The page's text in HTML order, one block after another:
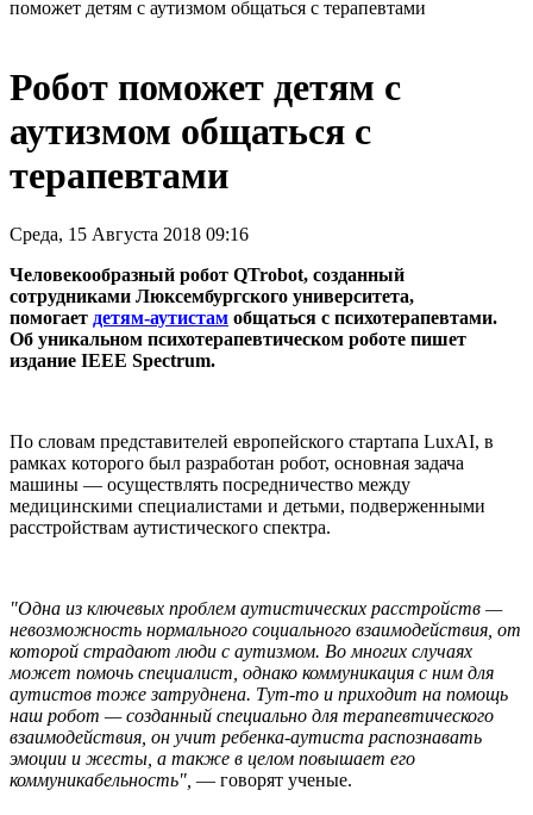
поможет детям с аутизмом общаться с терапевтами
Робот поможет детям с
аутизмом общаться с
терапевтами
Среда, 15 Августа 2018 09:16
Человекообразный робот QTrobot, созданный
сотрудниками Люксембургского университета,
помогает детям-аутистам общаться с психотерапевтами.
Об уникальном психотерапевтическом роботе пишет
издание IEEE Spectrum.
По словам представителей европейского стартапа LuxAI, в
рамках которого был разработан робот, основная задача
машины — осуществлять посредничество между
медицинскими специалистами и детьми, подверженными
расстройствам аутистического спектра.
"Одна из ключевых проблем аутистических расстройств —
невозможность нормального социального взаимодействия, от
которой страдают люди с аутизмом. Во многих случаях
может помочь специалист, однако коммуникация с ним для
аутистов тоже затруднена. Тут-то и приходит на помощь
наш робот — созданный специально для терапевтического
взаимодействия, он учит ребенка-аутиста распознавать
эмоции и жесты, а также в целом повышает его
коммуникабельность", — говорят ученые.